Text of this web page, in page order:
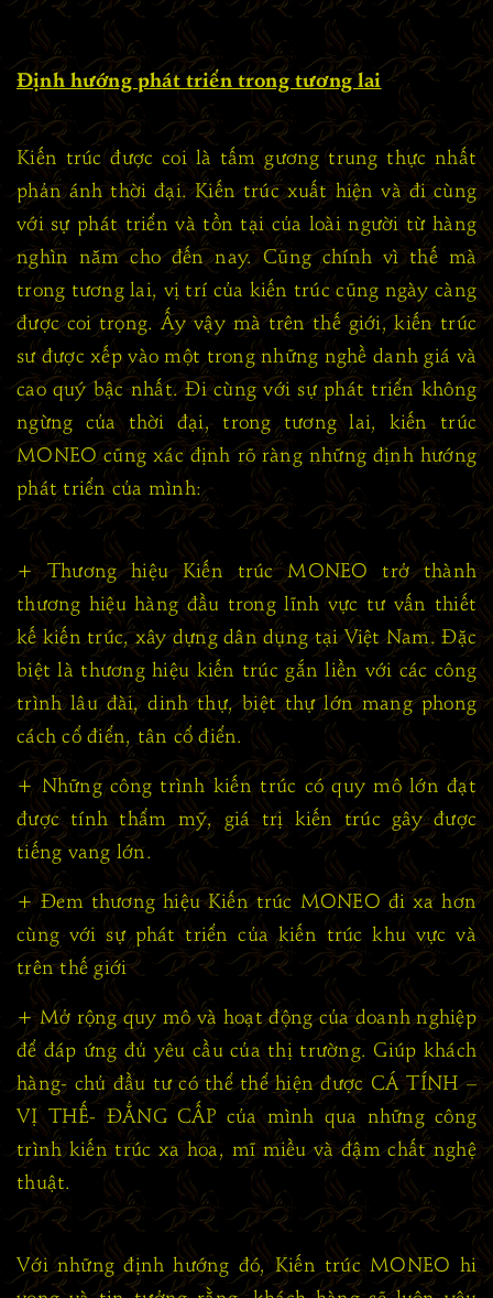
Định hướng phát triển trong tương lai
Kiến trúc được coi là tấm gương trung thực nhất
phản ánh thời đại. Kiến trúc xuất hiện và đi cùng
với sự phát triển và tồn tại của loài người từ hàng
nghìn năm cho đến nay. Cũng chính vì thế mà
trong tương lai, vị trí của kiến trúc cũng ngày càng
được coi trọng. Ấy vậy mà trên thế giới, kiến trúc
sư được xếp vào một trong những nghề danh giá và
cao quý bậc nhất. Đi cùng với sự phát triển không
ngừng của thời đại, trong tương lai, kiến trúc
MONEO cũng xác định rõ ràng những định hướng
phát triển của mình:
+ Thương hiệu Kiến trúc MONEO trở thành
thương hiệu hàng đầu trong lĩnh vực tư vấn thiết
kế kiến trúc, xây dựng dân dụng tại Việt Nam. Đặc
biệt là thương hiệu kiến trúc gắn liền với các công
trình lâu đài, dinh thự, biệt thự lớn mang phong
cách cổ điển, tân cổ điển.
+ Những công trình kiến trúc có quy mô lớn đạt
được tính thẩm mỹ, giá trị kiến trúc gây được
tiếng vang lớn.
+ Đem thương hiệu Kiến trúc MONEO đi xa hơn
cùng với sự phát triển của kiến trúc khu vực và
trên thế giới
+ Mở rộng quy mô và hoạt động của doanh nghiệp
để đáp ứng đủ yêu cầu của thị trường. Giúp khách
hàng- chủ đầu tư có thể thể hiện được CÁ TÍNH –
VỊ THẾ- ĐẲNG CẤP của mình qua những công
trình kiến trúc xa hoa, mĩ miều và đậm chất nghệ
thuật.
Với những định hướng đó, Kiến trúc MONEO hi